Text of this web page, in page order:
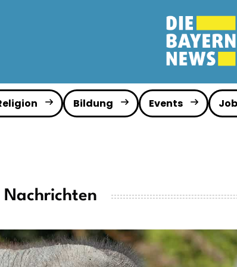
Bildung Events
Nachrichten